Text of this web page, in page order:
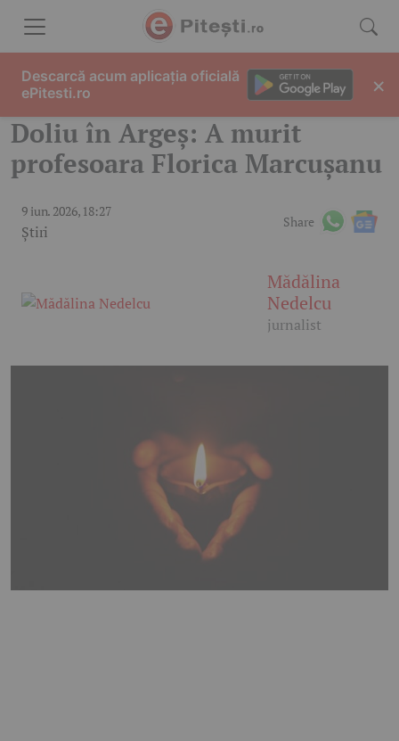
Doliu în Argeș: A murit
profesoara Florica Marcușanu
9 iun. 2026, 18:27
Știri
Share
Mădălina
Nedelcu
jurnalist
Descarcă acum aplicația oficială
ePitesti.ro
×